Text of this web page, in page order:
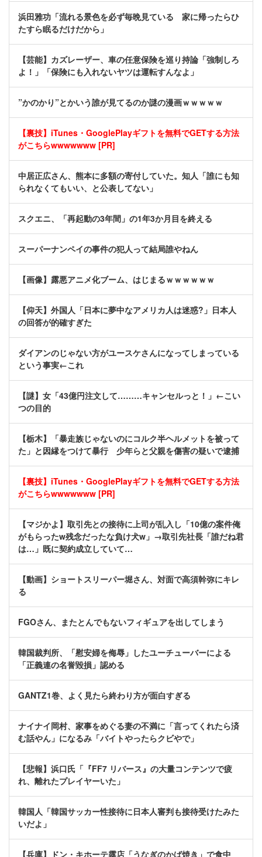
浜田雅功「流れる景色を必ず毎晩見ている 家に帰ったらひ
たすら眠るだけだから」
【芸能】カズレーザー、車の任意保険を巡り持論「強制しろ
よ！」「保険にも入れないヤツは運転すんなよ」
”かのかり”とかいう誰が見てるのか謎の漫画ｗｗｗｗｗ
【裏技】iTunes・GooglePlayギフトを無料でGETする方法
がこちらwwwwwww [PR]
中居正広さん、熊本に多額の寄付していた。知人「誰にも知
られなくてもいい、と公表してない」
スクエニ、「再起動の3年間」の1年3か月目を終える
スーパーナンペイの事件の犯人って結局誰やねん
【画像】露悪アニメ化ブーム、はじまるｗｗｗｗｗｗ
【仰天】外国人「日本に夢中なアメリカ人は迷惑?」日本人
の回答が的確すぎた
ダイアンのじゃない方がユースケさんになってしまっている
という事実←これ
【謎】女「43億円注文して………キャンセルっと！」←こい
つの目的
【栃木】「暴走族じゃないのにコルク半ヘルメットを被って
た」と因縁をつけて暴行 少年らと父親を傷害の疑いで逮捕
【裏技】iTunes・GooglePlayギフトを無料でGETする方法
がこちらwwwwwww [PR]
【マジかよ】取引先との接待に上司が乱入し「10億の案件俺
がもらったw残念だったな負け犬w」→取引先社長「誰だね君
は…」既に契約成立していて…
【動画】ショートスリーパー堀さん、対面で高須幹弥にキレ
る
FGOさん、またとんでもないフィギュアを出してしまう
韓国裁判所、「慰安婦を侮辱」したユーチューバーによる
「正義連の名誉毀損」認める
GANTZ1巻、よく見たら終わり方が面白すぎる
ナイナイ岡村、家事をめぐる妻の不満に「言ってくれたら済
む話やん」になるみ「バイトやったらクビやで」
【悲報】浜口氏「『FF7 リバース』の大量コンテンツで疲
れ、離れたプレイヤーいた」
韓国人「韓国サッカー性接待に日本人審判も接待受けたみた
いだよ」
【兵庫】ドン・キホーテ露店「うなぎのかば焼き」で食中